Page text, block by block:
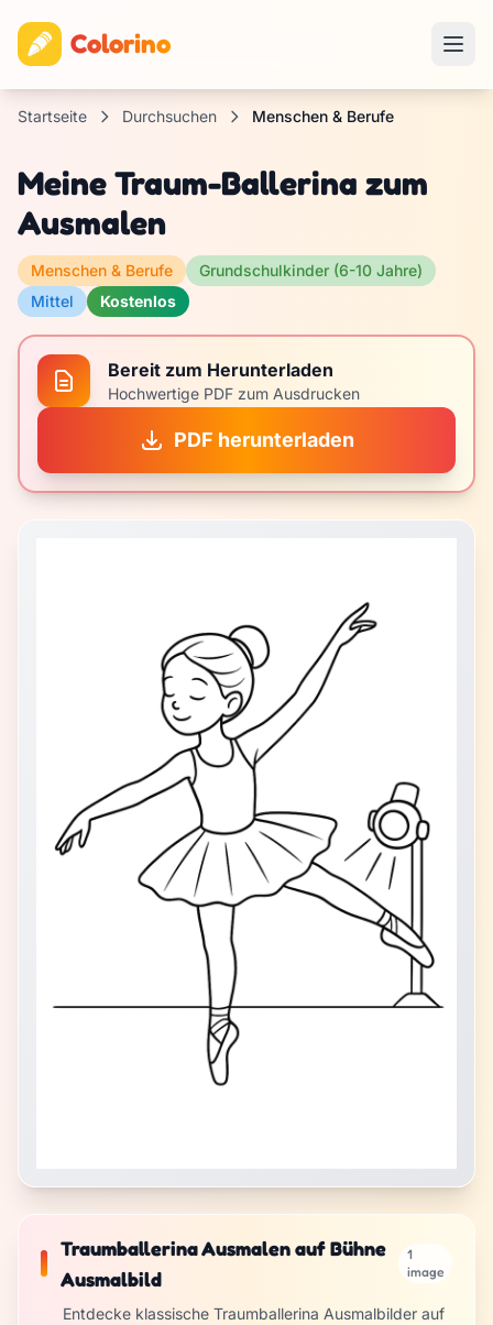
Colorino
Startseite Durchsuchen Menschen & Berufe
Meine Traum-Ballerina zum
Ausmalen
Menschen & Berufe
Grundschulkinder (6-10 Jahre)
Mittel
Kostenlos
Bereit zum Herunterladen
Hochwertige PDF zum Ausdrucken
PDF herunterladen
Traumballerina Ausmalen auf Bühne
Ausmalbild
1
image
Entdecke klassische Traumballerina Ausmalbilder auf